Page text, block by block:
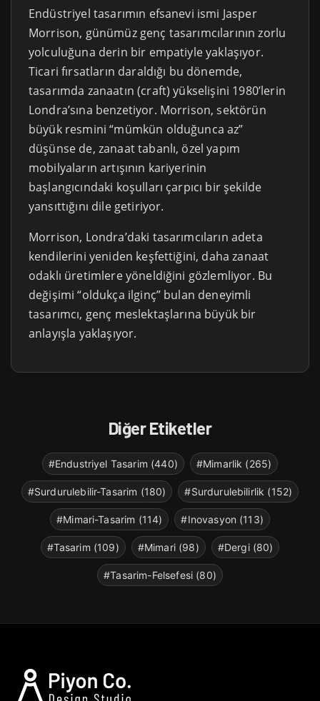
Endüstriyel tasarımın efsanevi ismi Jasper
Morrison, günümüz genç tasarımcılarının zorlu
yolculuğuna derin bir empatiyle yaklaşıyor.
Ticari fırsatların daraldığı bu dönemde,
tasarımda zanaatın (craft) yükselişini 1980’lerin
Londra’sına benzetiyor. Morrison, sektörün
büyük resmini “mümkün olduğunca az”
düşünse de, zanaat tabanlı, özel yapım
mobilyaların artışının kariyerinin
başlangıcındaki koşulları çarpıcı bir şekilde
yansıttığını dile getiriyor.
Morrison, Londra’daki tasarımcıların adeta
kendilerini yeniden keşfettiğini, daha zanaat
odaklı üretimlere yöneldiğini gözlemliyor. Bu
değişimi “oldukça ilginç” bulan deneyimli
tasarımcı, genç meslektaşlarına büyük bir
anlayışla yaklaşıyor.
Diğer Etiketler
#Endustriyel Tasarim (440) #Mimarlik (265)
#Surdurulebilir-Tasarim (180) #Surdurulebilirlik (152)
#Mimari-Tasarim (114) #Inovasyon (113)
#Tasarim (109) #Mimari (98) #Dergi (80)
#Tasarim-Felsefesi (80)